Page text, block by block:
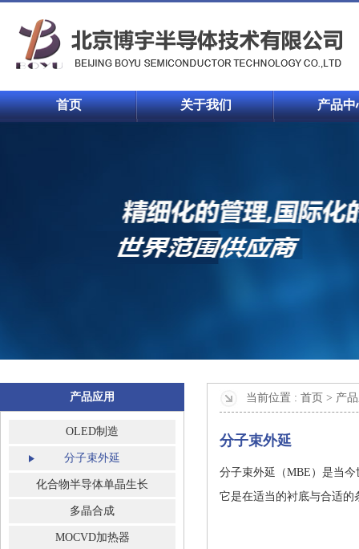
首页 关于我们 产品中
产品应用
OLED制造
分子束外延
化合物半导体单晶生长
多晶合成
MOCVD加热器
当前位置 : 首页 > 产
分子束外延
分子束外延（MBE）是当
它是在适当的衬底与合适